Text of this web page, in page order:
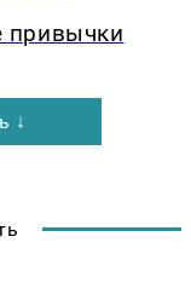
привычки
↓